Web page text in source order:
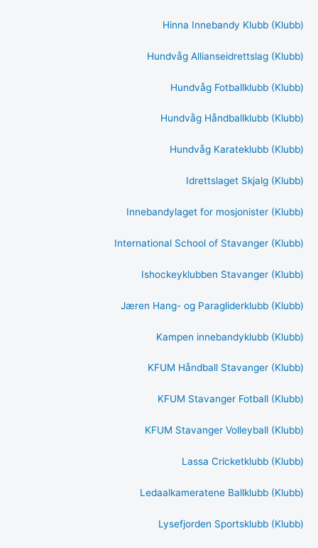
Hinna Innebandy Klubb (Klubb)
Hundvåg Allianseidrettslag (Klubb)
Hundvåg Fotballklubb (Klubb)
Hundvåg Håndballklubb (Klubb)
Hundvåg Karateklubb (Klubb)
Idrettslaget Skjalg (Klubb)
Innebandylaget for mosjonister (Klubb)
International School of Stavanger (Klubb)
Ishockeyklubben Stavanger (Klubb)
Jæren Hang- og Paragliderklubb (Klubb)
Kampen innebandyklubb (Klubb)
KFUM Håndball Stavanger (Klubb)
KFUM Stavanger Fotball (Klubb)
KFUM Stavanger Volleyball (Klubb)
Lassa Cricketklubb (Klubb)
Ledaalkameratene Ballklubb (Klubb)
Lysefjorden Sportsklubb (Klubb)